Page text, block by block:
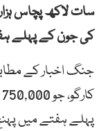
سات لاکھ پچاس
کی جون کے پہلے
جنگ اخبار کے
پہلے ہفتے میں